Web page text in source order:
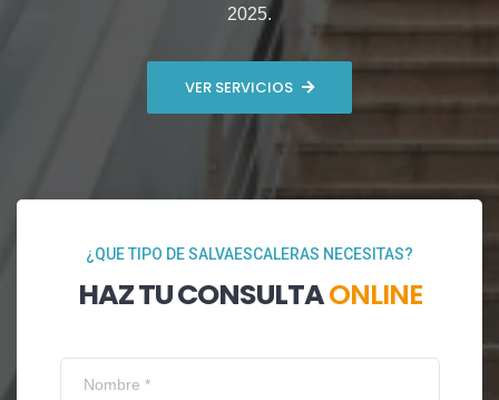
2025.
VER SERVICIOS
¿QUE TIPO DE SALVAESCALERAS NECESITAS?
HAZ TU CONSULTAONLINE